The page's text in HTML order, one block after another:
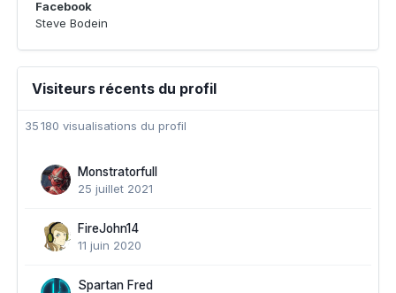
Facebook
Steve Bodein
Visiteurs récents du profil
35 180 visualisations du profil
Monstratorfull
25 juillet 2021
FireJohn14
11 juin 2020
Spartan Fred